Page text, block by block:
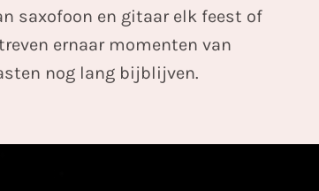
saxofoon en gitaar elk feest of
ernaar momenten van
nog lang bijblijven.